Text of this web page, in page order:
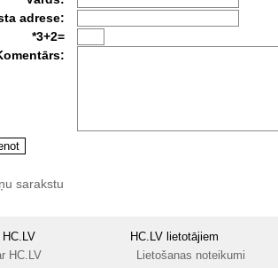
adrese:
*3+2=
sarakstu
HC.LV
HC.LV
HC.LV lietotājiem
Lietošanas noteikumi